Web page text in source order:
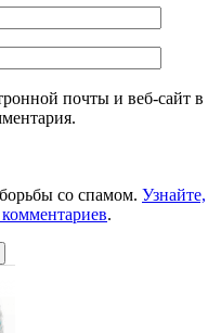
почты и веб-сайт в
со спамом. Узнайте,
.